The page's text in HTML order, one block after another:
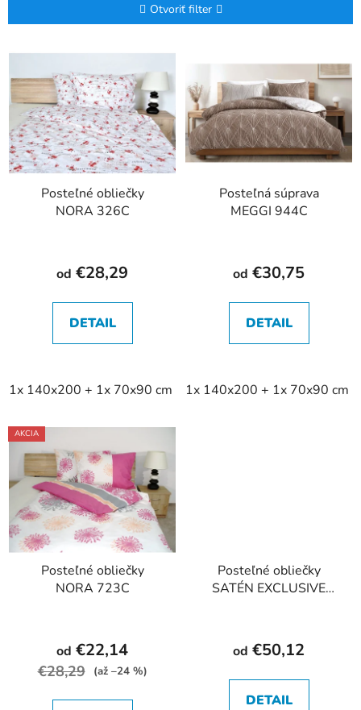
n
i
p
r
o
d
u
Otvoriť filter
V
ý
p
s
p
r
Posteľné obliečky
NORA 326C
od €28,29
DETAIL
1x 140x200 + 1x 70x90 cm 2x 140x200 + 2x 70x90 cm
Posteľná súprava
MEGGI 944C
od €30,75
DETAIL
1x 140x200 + 1x 70x90 cm
AKCIA
Posteľné obliečky
NORA 723C
od €22,14
€28,29 (až –24 %)
Posteľné obliečky
SATÉN EXCLUSIVE
od €50,12
DETAIL